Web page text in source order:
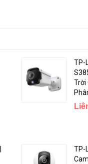
TP-
Trời
TP-